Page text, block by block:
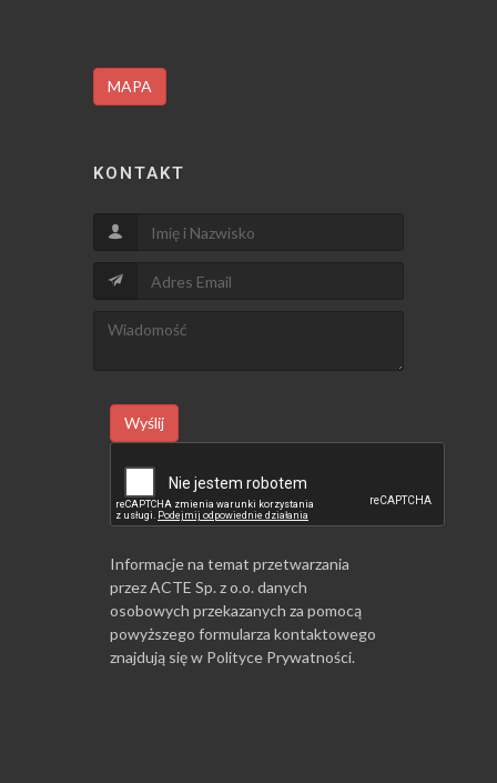
MAPA
KONTAKT
Wyślij
Informacje na temat przetwarzania
przez ACTE Sp. z o.o. danych
osobowych przekazanych za pomocą
powyższego formularza kontaktowego
znajdują się w Polityce Prywatności.